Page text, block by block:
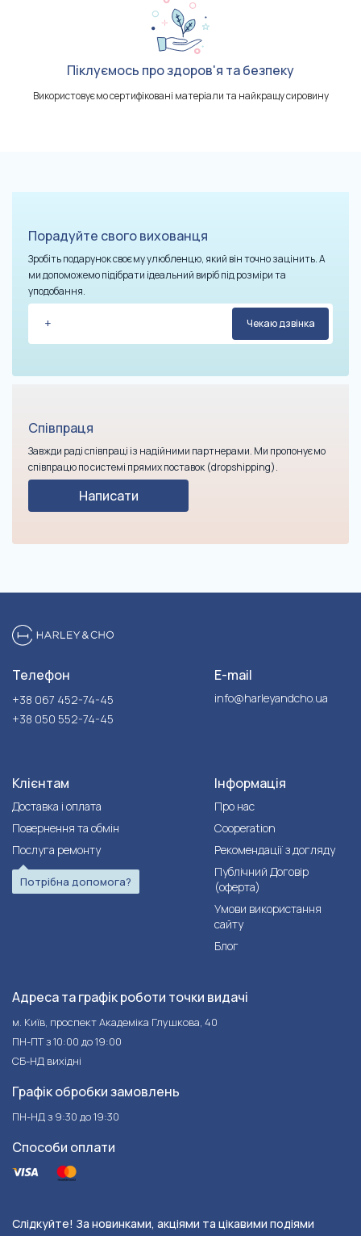
Піклуємось про здоров'я та безпеку
Використовуємо сертифіковані матеріали та найкращу сировину
Порадуйте свого вихованця
Зробіть подарунок своєму улюбленцю, який він точно зацінить. А
ми допоможемо підібрати ідеальний виріб під розміри та
уподобання.
Співпраця
Завжди раді співпраці із надійними партнерами. Ми пропонуємо
співпрацю по системі прямих поставок (dropshipping).
Написати
Телефон
+38 067 452-74-45
+38 050 552-74-45
E-mail
info@harleyandcho.ua
Клієнтам
Доставка і оплата
Повернення та обмін
Послуга ремонту
Потрібна допомога?
Інформація
Про нас
Cooperation
Рекомендації з догляду
Публічний Договір
(оферта)
Умови використання
сайту
Блог
Адреса та графік роботи точки видачі
м. Київ, проспект Академіка Глушкова, 40
ПН-ПТ з 10:00 до 19:00
СБ-НД вихідні
Графік обробки замовлень
ПН-НД з 9:30 до 19:30
Способи оплати
Слідкуйте! За новинками, акціями та цікавими подіями